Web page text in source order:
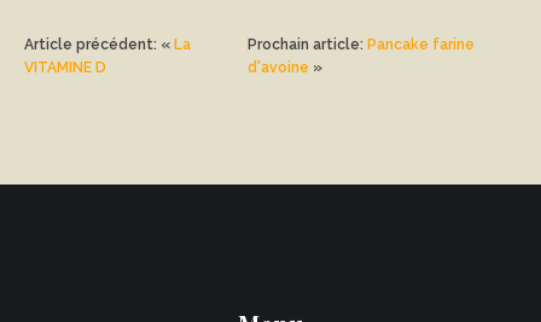
Article précédent: « La
VITAMINE D
Prochain article: Pancake farine
d'avoine »